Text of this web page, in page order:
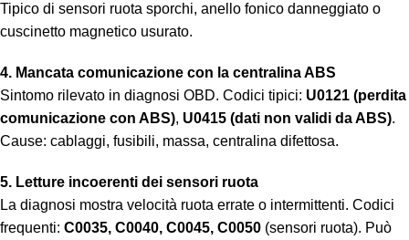
Tipico di sensori ruota sporchi, anello fonico danneggiato o
cuscinetto magnetico usurato.
4. Mancata comunicazione con la centralina ABS
Sintomo rilevato in diagnosi OBD. Codici tipici: U0121 (perdita
comunicazione con ABS), U0415 (dati non validi da ABS).
Cause: cablaggi, fusibili, massa, centralina difettosa.
5. Letture incoerenti dei sensori ruota
La diagnosi mostra velocità ruota errate o intermittenti. Codici
frequenti: C0035, C0040, C0045, C0050 (sensori ruota). Può